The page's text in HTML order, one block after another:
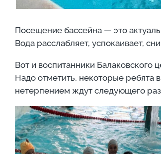
Посещение бассейна — это
Вода расслабляет, успокаивает,
Вот и воспитанники
Надо отметить, некоторые ребята
нетерпением ждут следующего